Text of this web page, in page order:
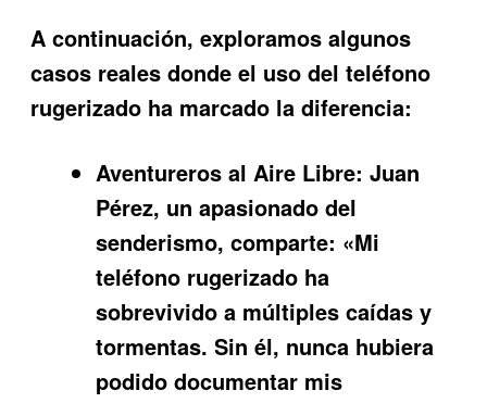
A continuación, exploramos algunos
casos reales donde el uso del teléfono
rugerizado ha marcado la diferencia:
Aventureros al Aire Libre: Juan
Pérez, un apasionado del
senderismo, comparte: «Mi
teléfono rugerizado ha
sobrevivido a múltiples caídas y
tormentas. Sin él, nunca hubiera
podido documentar mis